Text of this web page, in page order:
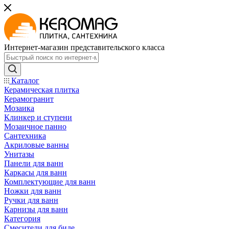
Интернет-магазин представительского класса
Каталог
Керамическая плитка
Керамогранит
Мозаика
Клинкер и ступени
Мозаичное панно
Сантехника
Акриловые ванны
Унитазы
Панели для ванн
Каркасы для ванн
Комплектующие для ванн
Ножки для ванн
Ручки для ванн
Карнизы для ванн
Категория